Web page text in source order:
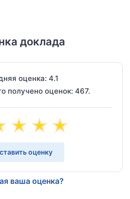
доклада
оценка: 4.1
получено оценок: 467.
оценку
ваша оценка?